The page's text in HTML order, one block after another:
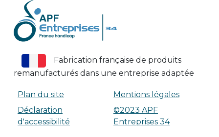
Fabrication française de produits
remanufacturés dans une entreprise adaptée
Plan du site
Mentions légales
Déclaration
d'accessibilité
©2023 APF
Entreprises 34